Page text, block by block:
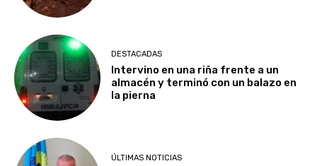
DESTACADAS
Intervino en una riña frente a un
almacén y terminó con un balazo en
la pierna
ÚLTIMAS NOTICIAS